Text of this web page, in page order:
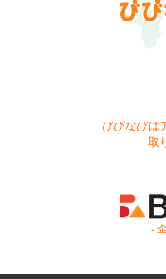
びびなびは
取
-